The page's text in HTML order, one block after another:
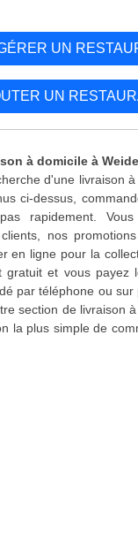
UN
UN
à domicile à
d'une livraison
ci-dessus,
rapidement. Vous
nos
en ligne pour la
gratuit et vous payez
par téléphone ou
section de livraison
la plus simple de